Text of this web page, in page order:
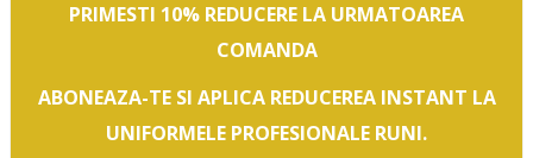
PRIMESTI 10% REDUCERE LA URMATOAREA
COMANDA
ABONEAZA-TE SI APLICA REDUCEREA INSTANT LA
UNIFORMELE PROFESIONALE RUNI.